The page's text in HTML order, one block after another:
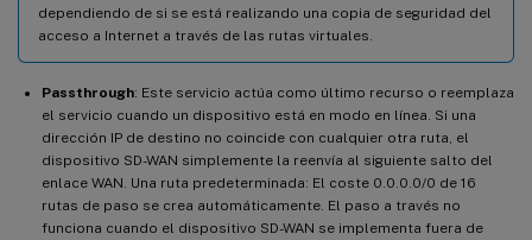
dependiendo de si se está realizando una copia de seguridad del
acceso a Internet a través de las rutas virtuales.
Passthrough: Este servicio actúa como último recurso o reemplaza
el servicio cuando un dispositivo está en modo en línea. Si una
dirección IP de destino no coincide con cualquier otra ruta, el
dispositivo SD-WAN simplemente la reenvía al siguiente salto del
enlace WAN. Una ruta predeterminada: El coste 0.0.0.0/0 de 16
rutas de paso se crea automáticamente. El paso a través no
funciona cuando el dispositivo SD-WAN se implementa fuera de